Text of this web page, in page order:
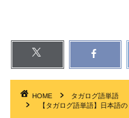
HOME
タガログ語単語
【タガログ語単語】日本語